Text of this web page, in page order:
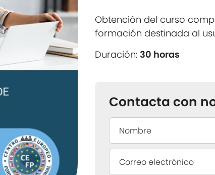
Obtención del curso
formación destinada al
Duración: 30 horas
Contacta con